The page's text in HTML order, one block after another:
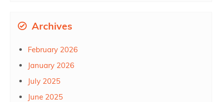
Archives
February 2026
January 2026
July 2025
June 2025